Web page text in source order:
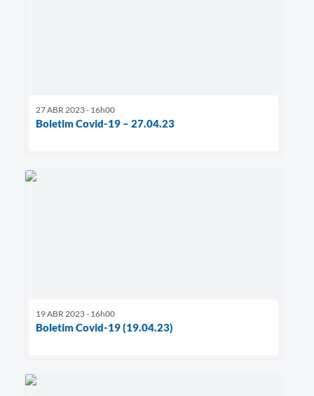
27 ABR 2023 - 16h00
Boletim Covid-19 – 27.04.23
19 ABR 2023 - 16h00
Boletim Covid-19 (19.04.23)